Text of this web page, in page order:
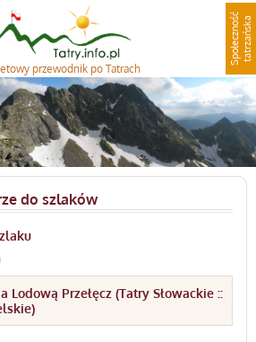
przewodnik po Tatrach
S
p
o
ł
e
c
z
n
oś
ć
t
a
t
r
z
a
ń
s
ka
do szlaków
Lodową Przełęcz (Tatry Słowackie ::